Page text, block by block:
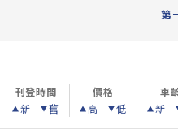
第
刊登時間
新
舊
價格
高
低
車
新